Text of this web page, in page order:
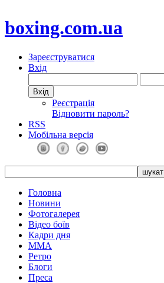
boxing.com.ua
Зареєструватися
Вхід
Реєстрація
Відновити пароль?
RSS
Мобільна версія
Головна
Новини
Фотогалерея
Відео боїв
Кадри дня
ММА
Ретро
Блоги
Преса